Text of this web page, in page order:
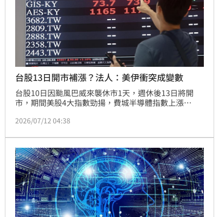
台股13日開市補漲？法人：美伊衝突成變數
台股10日因颱風巴威來襲休市1天，週休後13日將開
市，期間美股4大指數勁揚，費城半導體指數上漲
日股價大漲13%。台股13日是否延續美科技股漲勢展
2026/07/12 04:38